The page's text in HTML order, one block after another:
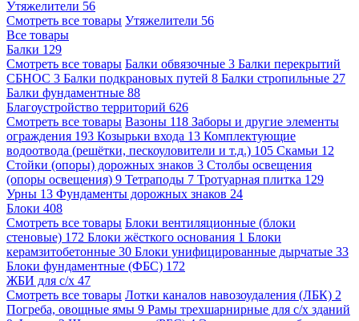
Утяжелители 56
Смотреть все товары Утяжелители 56
Все товары
Балки 129
Смотреть все товары Балки обвязочные 3 Балки перекрытий
СБНОС 3 Балки подкрановых путей 8 Балки стропильные 27
Балки фундаментные 88
Благоустройство территорий 626
Смотреть все товары Вазоны 118 Заборы и другие элементы
ограждения 193 Козырьки входа 13 Комплектующие
водоотвода (решётки, пескоуловители и т.д.) 105 Скамьи 12
Стойки (опоры) дорожных знаков 3 Столбы освещения
(опоры освещения) 9 Тетраподы 7 Тротуарная плитка 129
Урны 13 Фундаменты дорожных знаков 24
Блоки 408
Смотреть все товары Блоки вентиляционные (блоки
стеновые) 172 Блоки жёсткого основания 1 Блоки
керамзитобетонные 30 Блоки унифицированные дырчатые 33
Блоки фундаментные (ФБС) 172
ЖБИ для с/х 47
Смотреть все товары Лотки каналов навозоудаления (ЛБК) 2
Погреба, овощные ямы 9 Рамы трехшарнирные для с/х зданий